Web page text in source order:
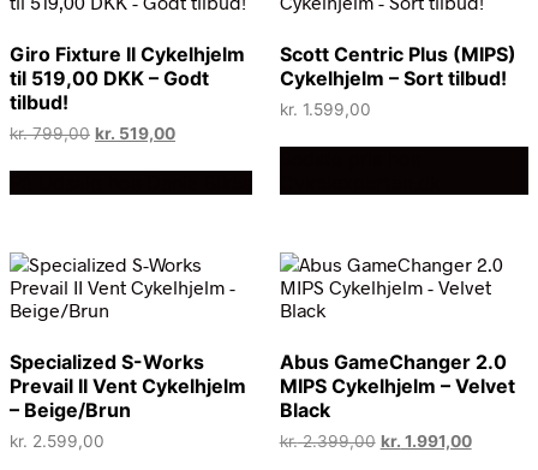
Giro Fixture II Cykelhjelm
til 519,00 DKK – Godt
tilbud!
kr.799,00 Den
pris
var:
kr. 519,00Den
pris
er:
Scott Centric Plus (MIPS)
Cykelhjelm – Sort tilbud!
kr. 1.599,00
Specialized S-Works
Prevail II Vent Cykelhjelm
– Beige/Brun
kr. 2.599,00
Abus GameChanger 2.0
MIPS Cykelhjelm – Velvet
Black
kr.2.399,00 Den
kr. 1.991,00Den